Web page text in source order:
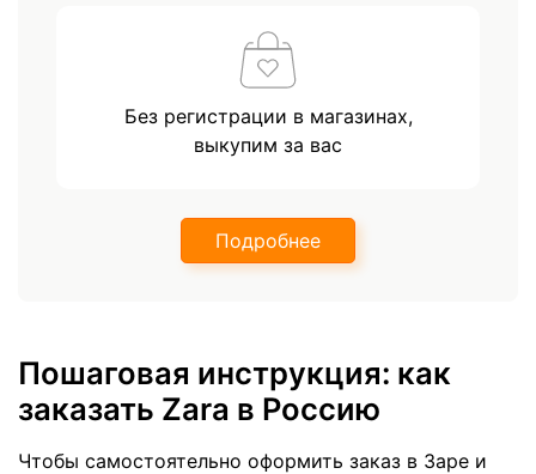
Без регистрации в магазинах,
выкупим за вас
Подробнее
Пошаговая инструкция: как
заказать Zara в Россию
Чтобы самостоятельно оформить заказ в Заре и